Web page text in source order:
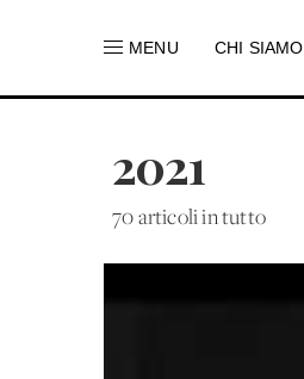
MENU CHI SIAMO
2021
70 articoli in tutto